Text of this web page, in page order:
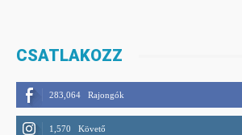
CSATLAKOZZ
283,064 Rajongók
1,570 Követő